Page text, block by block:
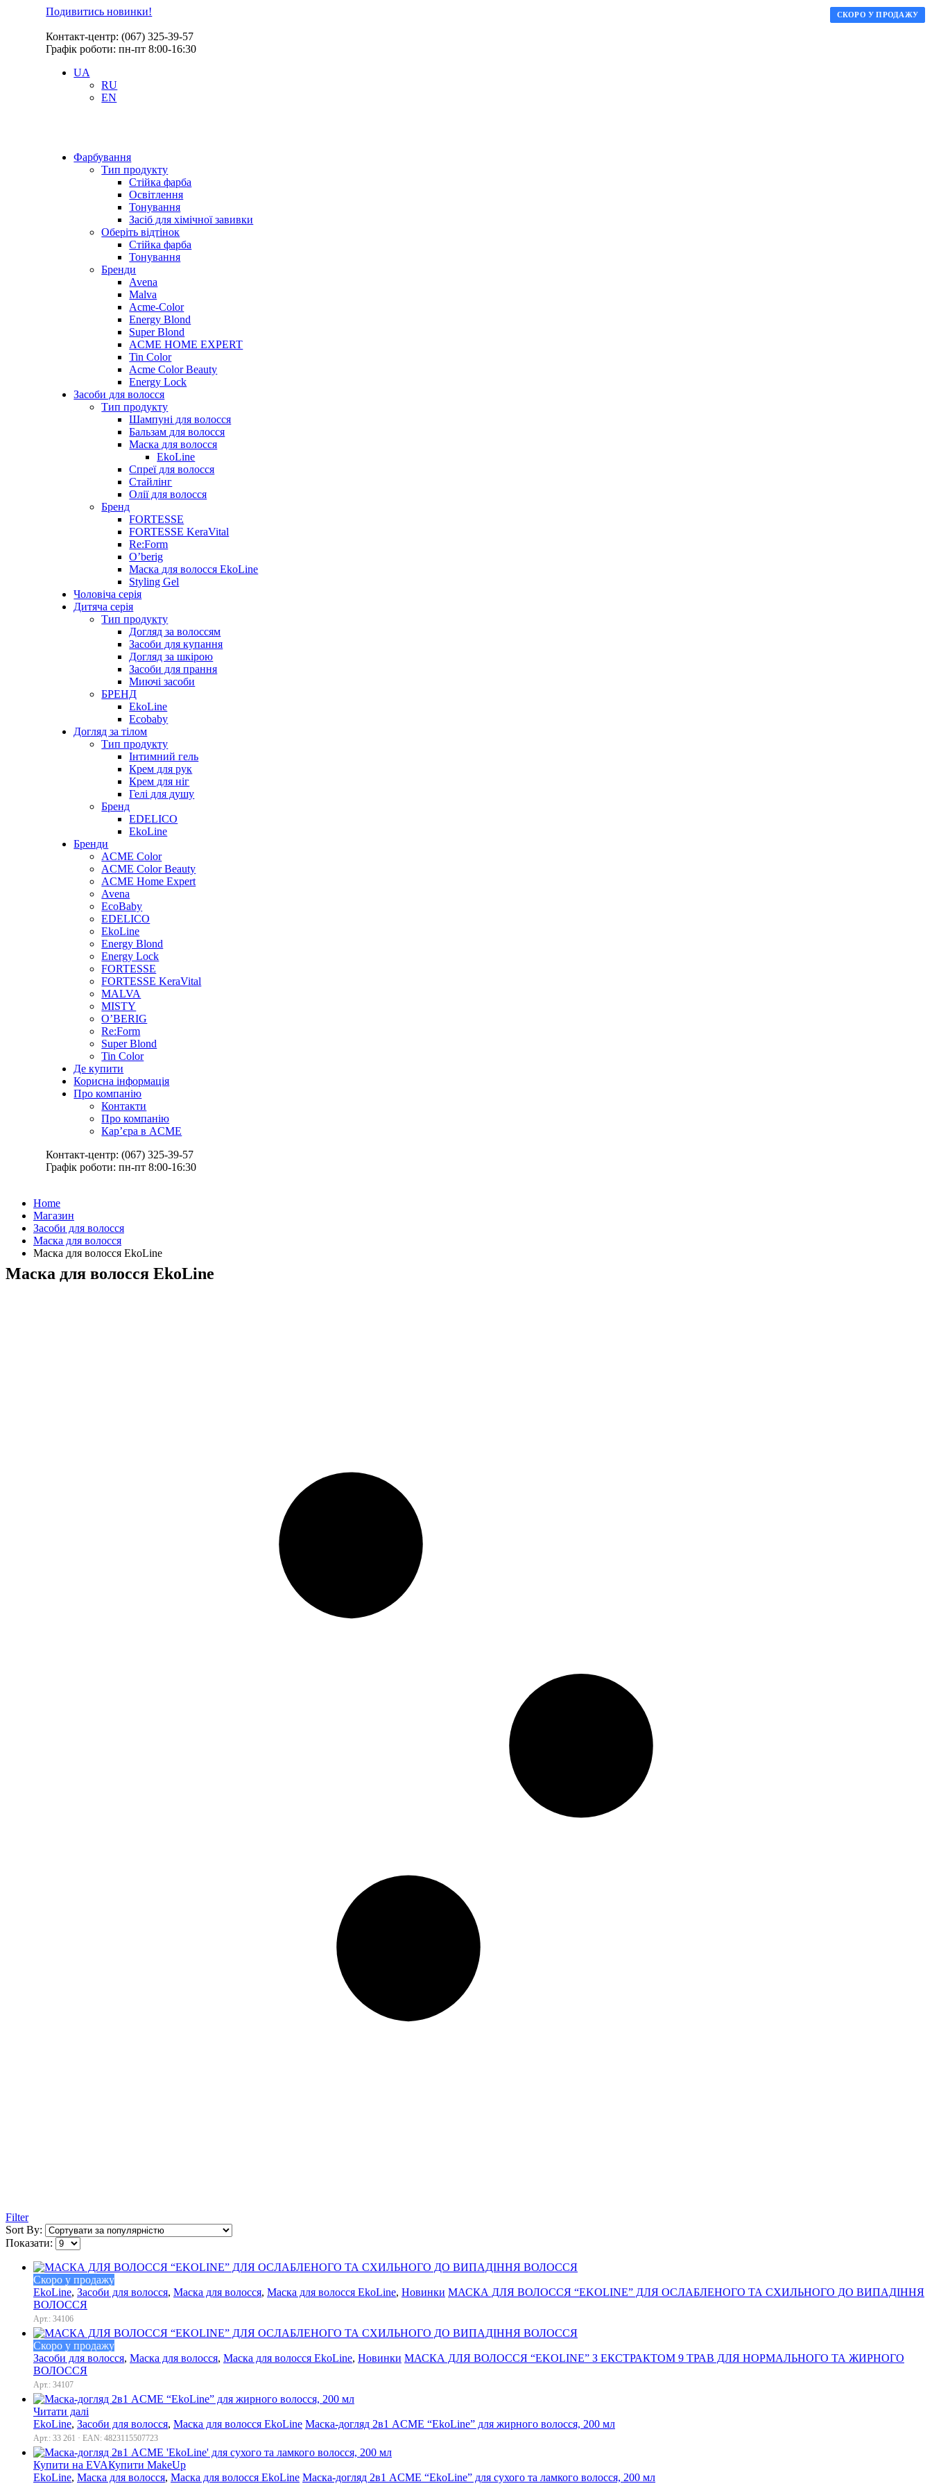
Подивитись новинки!
Контакт-центр: (067) 325-39-57
Графік роботи: пн-пт 8:00-16:30
UA
RU
EN
Фарбування
Тип продукту
Стійка фарба
Освітлення
Тонування
Засіб для хімічної завивки
Оберіть відтінок
Стійка фарба
Тонування
Бренди
Avena
Malva
Acme-Color
Energy Blond
Super Blond
ACME HOME EXPERT
Tin Color
Acme Color Beauty
Energy Lock
Засоби для волосся
Тип продукту
Шампуні для волосся
Бальзам для волосся
Маска для волосся
EkoLine
Спреї для волосся
Стайлінг
Олії для волосся
Бренд
FORTESSE
FORTESSE KeraVital
Re:Form
O’berig
Маска для волосся EkoLine
Styling Gel
Чоловіча серія
Дитяча серія
Тип продукту
Догляд за волоссям
Засоби для купання
Догляд за шкірою
Засоби для прання
Миючі засоби
БРЕНД
EkoLine
Ecobaby
Догляд за тілом
Тип продукту
Інтимний гель
Крем для рук
Крем для ніг
Гелі для душу
Бренд
EDELICO
EkoLine
Бренди
ACME Color
ACME Color Beauty
ACME Home Expert
Avena
EcoBaby
EDELICO
EkoLine
Energy Blond
Energy Lock
FORTESSE
FORTESSE KeraVital
MALVA
MISTY
O’BERIG
Re:Form
Super Blond
Tin Color
Де купити
Корисна інформація
Про компанію
Контакти
Про компанію
Кар’єра в ACME
Контакт-центр: (067) 325-39-57
Графік роботи: пн-пт 8:00-16:30
Home
Магазин
Засоби для волосся
Маска для волосся
Маска для волосся EkoLine
Маска для волосся EkoLine
Filter
Sort By:
Показати:
СКОРО У ПРОДАЖУ
Скоро у продажу
EkoLine, Засоби для волосся, Маска для волосся, Маска для волосся EkoLine, Новинки МАСКА ДЛЯ ВОЛОССЯ “EKOLINE” ДЛЯ ОСЛАБЛЕНОГО ТА СХИЛЬНОГО ДО ВИПАДІННЯ
ВОЛОССЯ
Арт.: 34106
СКОРО У ПРОДАЖУ
Скоро у продажу
Засоби для волосся, Маска для волосся, Маска для волосся EkoLine, Новинки МАСКА ДЛЯ ВОЛОССЯ “EKOLINE” З ЕКСТРАКТОМ 9 ТРАВ ДЛЯ НОРМАЛЬНОГО ТА ЖИРНОГО
ВОЛОССЯ
Арт.: 34107
Читати далі
EkoLine, Засоби для волосся, Маска для волосся EkoLine Маска-догляд 2в1 ACME “EkoLine” для жирного волосся, 200 мл
Арт.: 33 261 · EAN: 4823115507723
Купити на EVAКупити MakeUp
EkoLine, Маска для волосся, Маска для волосся EkoLine Маска-догляд 2в1 ACME “EkoLine” для сухого та ламкого волосся, 200 мл